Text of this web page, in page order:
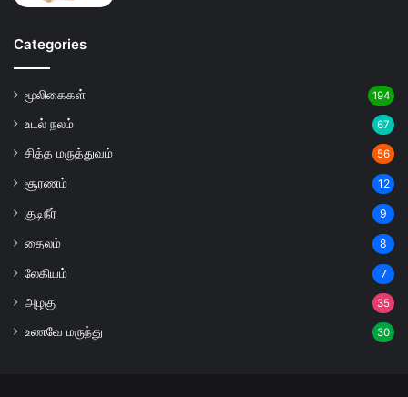
Categories
மூலிகைகள் 194
உடல் நலம் 67
சித்த மருத்துவம் 56
சூரணம் 12
குடிநீர் 9
தைலம் 8
லேகியம் 7
அழகு 35
உணவே மருந்து 30